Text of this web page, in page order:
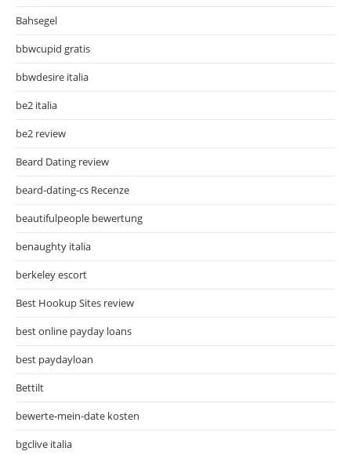
Bahsegel
bbwcupid gratis
bbwdesire italia
be2 italia
be2 review
Beard Dating review
beard-dating-cs Recenze
beautifulpeople bewertung
benaughty italia
berkeley escort
Best Hookup Sites review
best online payday loans
best paydayloan
Bettilt
bewerte-mein-date kosten
bgclive italia